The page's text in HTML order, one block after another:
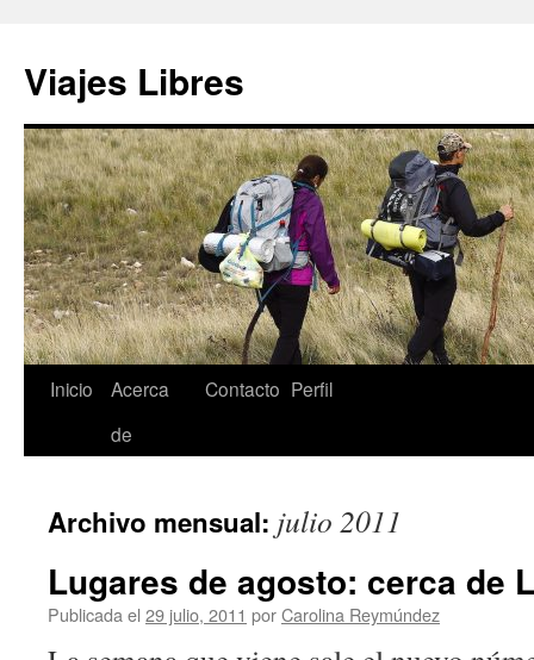
contenido
Viajes Libres
Inicio
Acerca
de
Contacto Perfil
Archivo mensual: julio 2011
Lugares de agosto: cerca de
Publicada el 29 julio, 2011 porCarolina Reymúndez